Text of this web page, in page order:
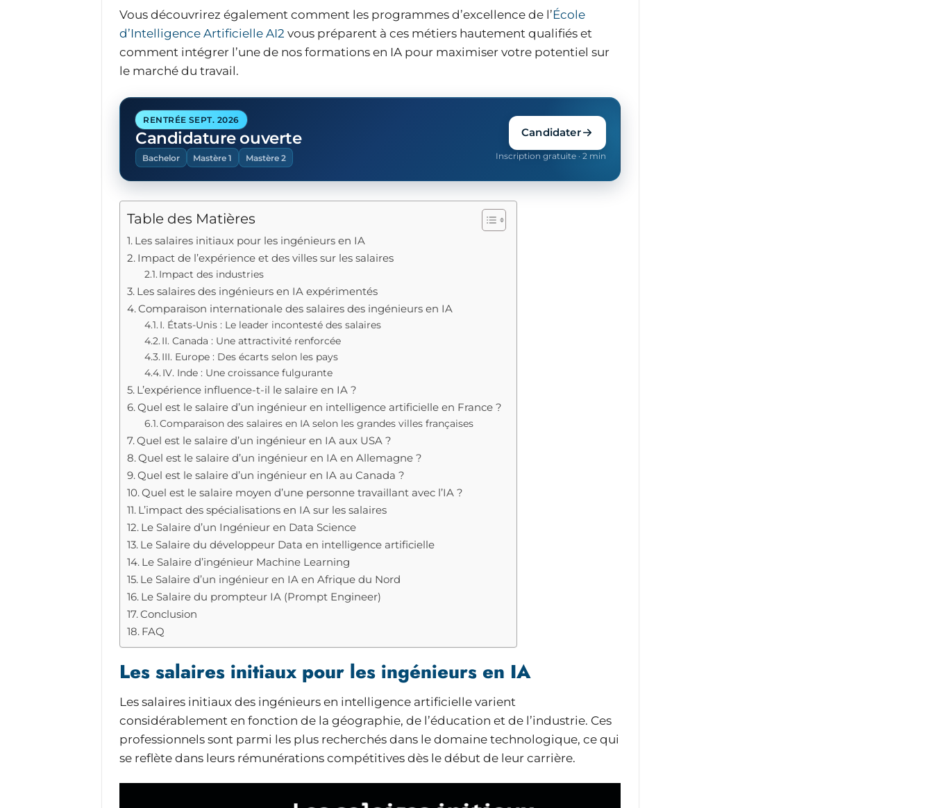
Vous découvrirez également comment les programmes d’excellence de l’École
d’Intelligence Artificielle AI2 vous préparent à ces métiers hautement qualifiés et
comment intégrer l’une de nos formations en IA pour maximiser votre potentiel sur
le marché du travail.
RENTRÉE SEPT. 2026
Candidature ouverte
Bachelor Mastère 1 Mastère 2
Candidater
Inscription gratuite · 2 min
Table des Matières
Les salaires initiaux pour les ingénieurs en IA
Impact de l’expérience et des villes sur les salaires
Impact des industries
Les salaires des ingénieurs en IA expérimentés
Comparaison internationale des salaires des ingénieurs en IA
I. États-Unis : Le leader incontesté des salaires
II. Canada : Une attractivité renforcée
III. Europe : Des écarts selon les pays
IV. Inde : Une croissance fulgurante
L’expérience influence-t-il le salaire en IA ?
Quel est le salaire d’un ingénieur en intelligence artificielle en France ?
Comparaison des salaires en IA selon les grandes villes françaises
Quel est le salaire d’un ingénieur en IA aux USA ?
Quel est le salaire d’un ingénieur en IA en Allemagne ?
Quel est le salaire d’un ingénieur en IA au Canada ?
Quel est le salaire moyen d’une personne travaillant avec l’IA ?
L’impact des spécialisations en IA sur les salaires
Le Salaire d’un Ingénieur en Data Science
Le Salaire du développeur Data en intelligence artificielle
Le Salaire d’ingénieur Machine Learning
Le Salaire d’un ingénieur en IA en Afrique du Nord
Le Salaire du prompteur IA (Prompt Engineer)
Conclusion
FAQ
Les salaires initiaux pour les ingénieurs en IA
Les salaires initiaux des ingénieurs en intelligence artificielle varient
considérablement en fonction de la géographie, de l’éducation et de l’industrie. Ces
professionnels sont parmi les plus recherchés dans le domaine technologique, ce qui
se reflète dans leurs rémunérations compétitives dès le début de leur carrière.